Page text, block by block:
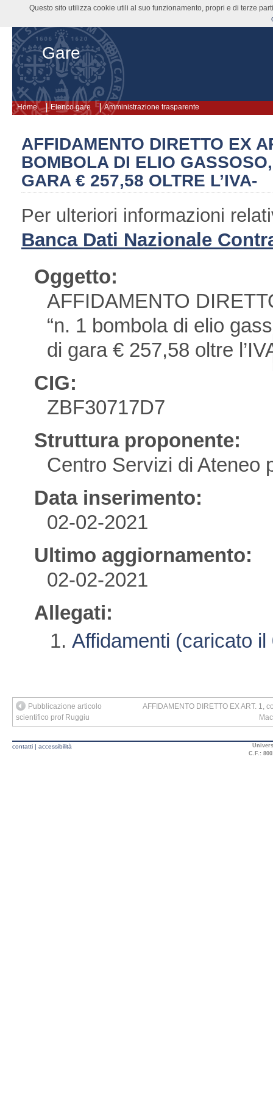
Gare
Home Elenco gare Amministrazione trasparente
AFFIDAMENTO DIRETTO EX
BOMBOLA DI ELIO
GARA € 257,58 OLTRE L’IVA-
Per ulteriori informazioni
Banca Dati Nazionale
Oggetto:
AFFIDAMENTO
“n. 1 bombola di elio
di gara € 257,58 oltre
CIG:
ZBF30717D7
Struttura proponente:
Centro Servizi di Ateneo
Data inserimento:
02-02-2021
Ultimo aggiornamento:
02-02-2021
Allegati:
Affidamenti (caricato
Pubblicazione articolo
scientifico prof Ruggiu
AFFIDAMENTO DIRETTO EX ART. 1,
contatti | accessibilità
C.F.:
Questo sito utilizza cookie utili al suo funzionamento, propri e di terze